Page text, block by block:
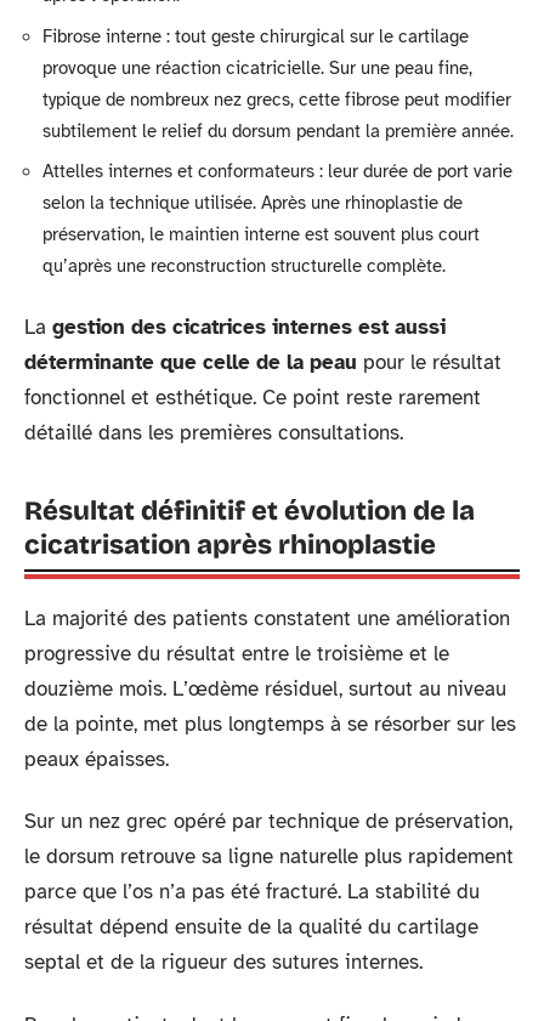
Fibrose interne : tout geste chirurgical sur le cartilage
provoque une réaction cicatricielle. Sur une peau fine,
typique de nombreux nez grecs, cette fibrose peut modifier
subtilement le relief du dorsum pendant la première année.
Attelles internes et conformateurs : leur durée de port varie
selon la technique utilisée. Après une rhinoplastie de
préservation, le maintien interne est souvent plus court
qu’après une reconstruction structurelle complète.
La gestion des cicatrices internes est aussi
déterminante que celle de la peau pour le résultat
fonctionnel et esthétique. Ce point reste rarement
détaillé dans les premières consultations.
Résultat définitif et évolution de la
cicatrisation après rhinoplastie
La majorité des patients constatent une amélioration
progressive du résultat entre le troisième et le
douzième mois. L’œdème résiduel, surtout au niveau
de la pointe, met plus longtemps à se résorber sur les
peaux épaisses.
Sur un nez grec opéré par technique de préservation,
le dorsum retrouve sa ligne naturelle plus rapidement
parce que l’os n’a pas été fracturé. La stabilité du
résultat dépend ensuite de la qualité du cartilage
septal et de la rigueur des sutures internes.